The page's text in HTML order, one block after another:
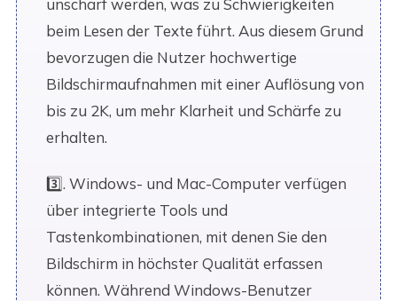
unscharf werden, was zu Schwierigkeiten
beim Lesen der Texte führt. Aus diesem Grund
bevorzugen die Nutzer hochwertige
Bildschirmaufnahmen mit einer Auflösung von
bis zu 2K, um mehr Klarheit und Schärfe zu
erhalten.
3️⃣. Windows- und Mac-Computer verfügen
über integrierte Tools und
Tastenkombinationen, mit denen Sie den
Bildschirm in höchster Qualität erfassen
können. Während Windows-Benutzer